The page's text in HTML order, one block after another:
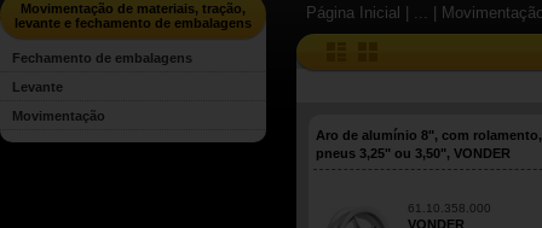
Movimentação de materiais, tração,
levante e fechamento de embalagens
Fechamento de embalagens
Levante
Movimentação
Página Inicial | ... |
Aro de alumínio 8", com
pneus 3,25" ou 3,50", VONDER
61.10.358.000
VONDER